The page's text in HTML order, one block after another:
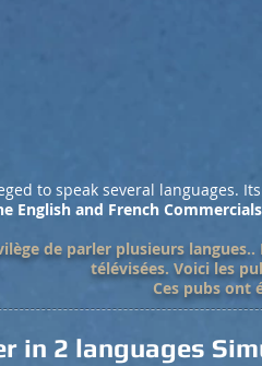
to speak several languages.
English and French
de parler plusieurs
télévisées. Voici les
Ces pubs ont
in 2 languages